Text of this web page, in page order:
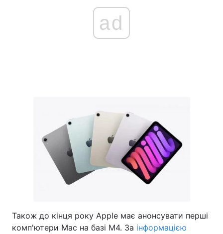
ad
Також до кінця року Apple має анонсувати перші
комп'ютери Mac на базі M4. За інформацією